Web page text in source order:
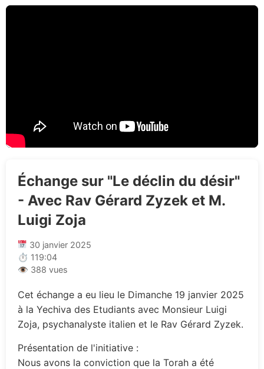
Échange sur "Le déclin du désir"
- Avec Rav Gérard Zyzek et M.
Luigi Zoja
30 janvier 2025
⏱ 119:04
👁 388 vues
Cet échange a eu lieu le Dimanche 19 janvier 2025
à la Yechiva des Etudiants avec Monsieur Luigi
Zoja, psychanalyste italien et le Rav Gérard Zyzek.
Présentation de l'initiative :
Nous avons la conviction que la Torah a été